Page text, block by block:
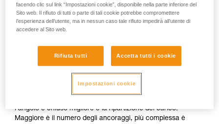
Ripartizione delle sollecitazioni: moltiplicare gli
ancoraggi non è sufficiente
ciascuno una parte uguale delle sollecitazioni. Se un
l’angolo è chiuso migliore è la ripartizione del carico.
Maggiore è il numero degli ancoraggi, più complessa è
facendo clic sul link “Impostazioni cookie”, disponibile nella parte inferiore del
Sito web. Il rifiuto di tutti o parte di tali cookie potrebbe compromettere
l’esperienza dell’utente, ma in nessun caso tale rifiuto impedirà all’utente di
accedere al Sito web.
Rifiuta tutti Accetta tutti i cookie
Impostazioni cookie